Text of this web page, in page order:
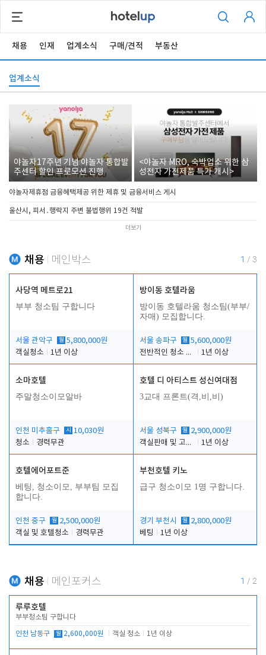
채용 인재 업계소식 구매/견적 부동산
업계소식
야놀자17주년 기념 야놀자 통합발
주센터 할인 프로모션 진행
<야놀자 MRO, 숙박업소 위한 삼
성전자 가전제품 특가 개시>
야놀자제휴점 금융혜택제공 위한 제휴 및 금융서비스 게시
울산시, 피서․행락지 주변 불법행위 19건 적발
더보기
채용 메인박스 1 / 3
사당역 메트로21
부부 청소팀 구합니다
서울 관악구 월 5,800,000원
객실청소
1년 이상
방이동 호텔라움
방이동 호텔라움 청소팀(부부/
자매) 모집합니다.
서울 송파구 월 5,600,000원
전반적인 청소 업무(객실청소.객실정리)
1년 이상
소마호텔
주말청소이모알바
인천 미추홀구 시 10,030원
청소
경력무관
호텔 디 아티스트 성신여대점
3교대 프론트(격,비,비)
서울 성북구 월 2,900,000원
객실판매 및 고객응대
1년 이상
호텔에어포트준
베팅, 청소이모, 부부팀 모집
합니다.
인천 중구 월 2,500,000원
객실 및 호텔청소
경력무관
부천호텔 키노
급구 청소이모 1명 구합니다.
경기 부천시 월 2,800,000원
베팅
1년 이상
채용 메인포커스 1 / 2
루루호텔
부부청소팀 구합니다
인천 남동구 월 2,600,000원 객실 청소 1년 이상